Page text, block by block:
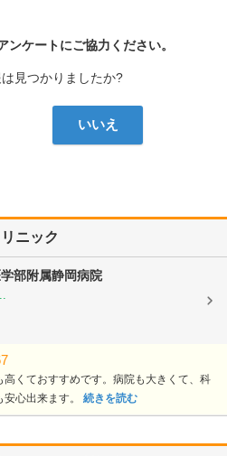
ンケートにご協力ください。
見つかりましたか?
いいえ
ニック
部附属静岡病院
くておすすめです。病院も大きくて、科
心出来ます。 続きを読む